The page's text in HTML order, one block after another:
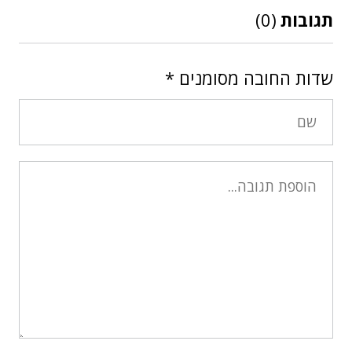
תגובות (0)
שדות החובה מסומנים *